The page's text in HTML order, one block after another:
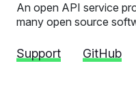
An open API service
many open source
Support GitHub